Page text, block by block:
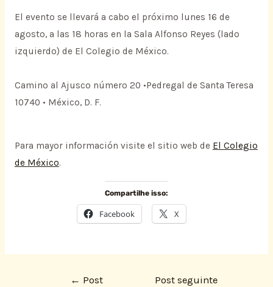
El evento se llevará a cabo el próximo lunes 16 de
agosto, a las 18 horas en la Sala Alfonso Reyes (lado
izquierdo) de El Colegio de México.
Camino al Ajusco número 20 •Pedregal de Santa Teresa
10740 • México, D. F.
Para mayor información visite el sitio web de El Colegio
de México.
Compartilhe isso:
Facebook X
← Post
Post seguinte